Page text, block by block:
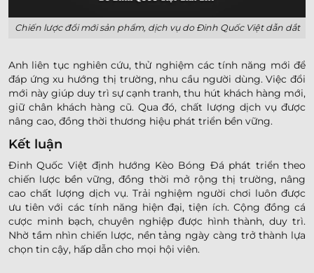
Chiến lược đổi mới sản phẩm, dịch vụ do Đinh Quốc Việt dẫn dắt
Anh liên tục nghiên cứu, thử nghiệm các tính năng mới để
đáp ứng xu hướng thị trường, nhu cầu người dùng. Việc đổi
mới này giúp duy trì sự cạnh tranh, thu hút khách hàng mới,
giữ chân khách hàng cũ. Qua đó, chất lượng dịch vụ được
nâng cao, đồng thời thương hiệu phát triển bền vững.
Kết luận
Đinh Quốc Việt định hướng Kèo Bóng Đá phát triển theo
chiến lược bền vững, đồng thời mở rộng thị trường, nâng
cao chất lượng dịch vụ. Trải nghiệm người chơi luôn được
ưu tiên với các tính năng hiện đại, tiện ích. Cộng đồng cá
cược minh bạch, chuyên nghiệp được hình thành, duy trì.
Nhờ tầm nhìn chiến lược, nền tảng ngày càng trở thành lựa
chọn tin cậy, hấp dẫn cho mọi hội viên.